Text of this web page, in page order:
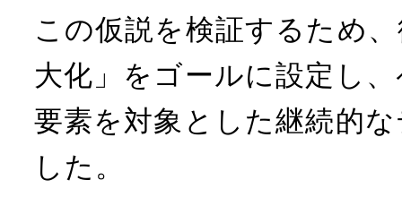
この仮説を検証するため
大化」をゴールに設定し
要素を対象とした継続的
した。